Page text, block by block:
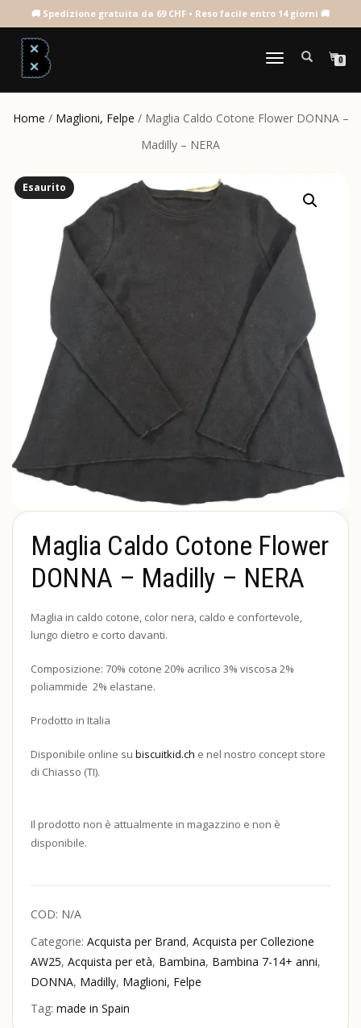
NAVIGAZIONE
0
Home / Maglioni, Felpe / Maglia Caldo Cotone Flower DONNA –
Madilly – NERA
Esaurito
Maglia Caldo Cotone Flower
DONNA – Madilly – NERA
Maglia in caldo cotone, color nera, caldo e confortevole,
lungo dietro e corto davanti.
Composizione: 70% cotone 20% acrilico 3% viscosa 2%
poliammide 2% elastane.
Prodotto in Italia
Disponibile online su biscuitkid.ch e nel nostro concept store
di Chiasso (TI).
Il prodotto non è attualmente in magazzino e non è
disponibile.
COD: N/A
Categorie: Acquista per Brand, Acquista per Collezione
AW25, Acquista per età, Bambina, Bambina 7-14+ anni,
DONNA, Madilly, Maglioni, Felpe
Tag: made in Spain